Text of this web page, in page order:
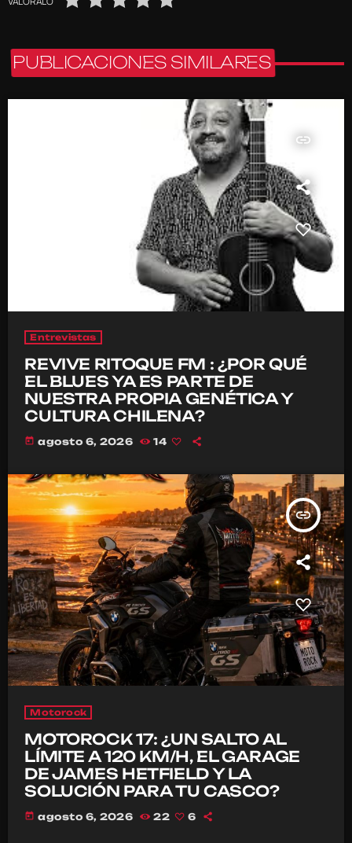
PUBLICACIONES SIMILARES
insert_link
Entrevistas
REVIVE RITOQUE FM : ¿POR QUÉ
EL BLUES YA ES PARTE DE
NUESTRA PROPIA GENÉTICA Y
CULTURA CHILENA?
today agosto 6, 2026 14
insert_link
Motorock
MOTOROCK 17: ¿UN SALTO AL
LÍMITE A 120 KM/H, EL GARAGE
DE JAMES HETFIELD Y LA
SOLUCIÓN PARA TU CASCO?
today agosto 6, 2026 22 6